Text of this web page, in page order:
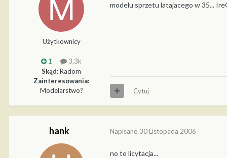
Użytkownicy
1
3,3k
Skąd:Radom
Zainteresowania:
Modelarstwo?
modelu sprzetu latajacego w 35...
Cytuj
hank Napisano 30 Listopada 2006
no to licytacja...